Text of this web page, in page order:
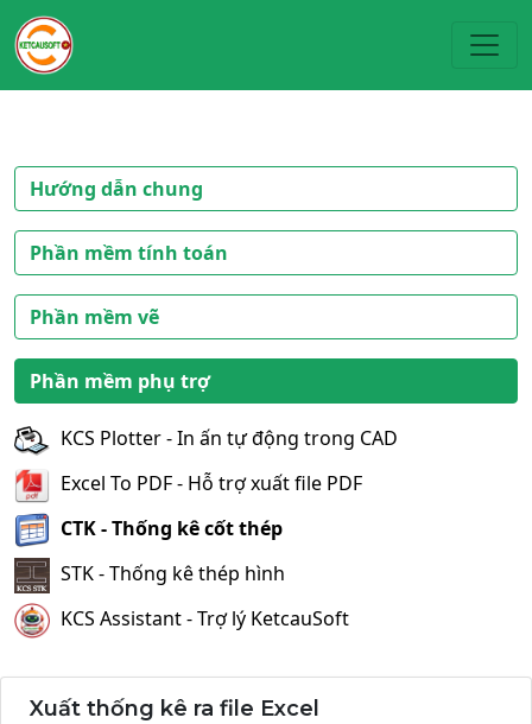
Hướng dẫn chung
Phần mềm tính toán
Phần mềm vẽ
Phần mềm phụ trợ
KCS Plotter - In ấn tự động trong CAD
Excel To PDF - Hỗ trợ xuất file PDF
CTK - Thống kê cốt thép
STK - Thống kê thép hình
KCS Assistant - Trợ lý KetcauSoft
Xuất thống kê ra file Excel